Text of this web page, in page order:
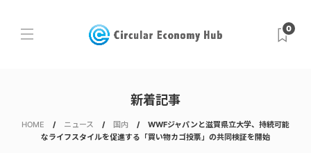
0
新着記事
HOME ニュース 国内
WWFジャパンと滋賀県立大学、持続可能
なライフスタイルを促進する「買い物カゴ投票」の共同検証を開始